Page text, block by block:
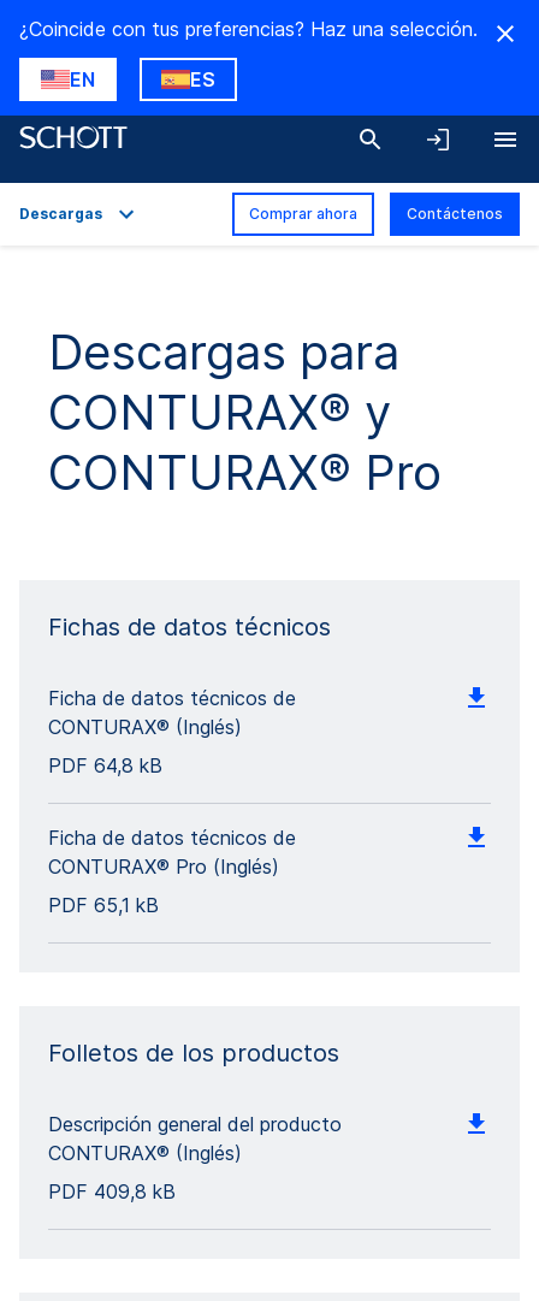
¿Coincide con tus preferencias? Haz una selección.
EN ES
Datos técnicos
Descargas
Descargas Comprar ahora Contáctenos
Descargas para
CONTURAX® y
CONTURAX® Pro
Fichas de datos técnicos
Ficha de datos técnicos de
CONTURAX® (Inglés)
PDF 64,8 kB
Ficha de datos técnicos de
CONTURAX® Pro (Inglés)
PDF 65,1 kB
Folletos de los productos
Descripción general del producto
CONTURAX® (Inglés)
PDF 409,8 kB